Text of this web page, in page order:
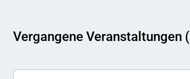
Vergangene Veranstaltungen